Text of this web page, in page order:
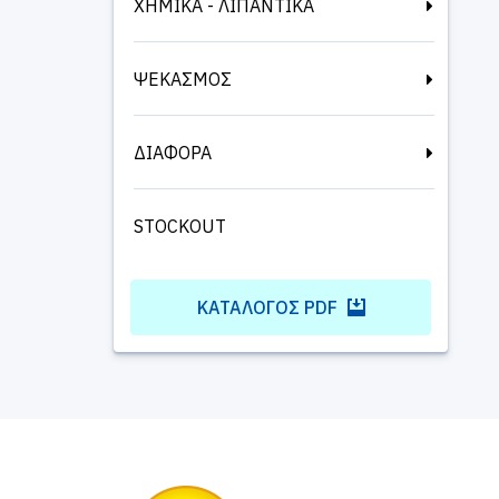
ΧΗΜΙΚΑ - ΛΙΠΑΝΤΙΚΑ
ΨΕΚΑΣΜΟΣ
ΔΙΑΦΟΡΑ
STOCKOUT
ΚΑΤΆΛΟΓΟΣ PDF